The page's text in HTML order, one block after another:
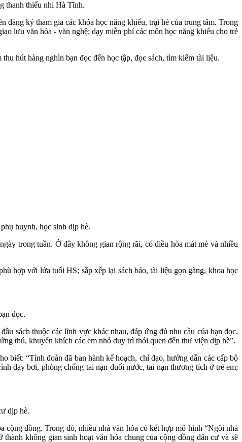
thanh thiếu nhi Hà Tĩnh.
ký tham gia các khóa học năng khiếu, trại hè của trung tâm. Trong
lưu văn hóa - văn nghệ; dạy miễn phí các môn học năng khiếu cho trẻ
hút hàng nghìn bạn đọc đến học tập, đọc sách, tìm kiếm tài liệu.
huynh, học sinh dịp hè.
trong tuần. Ở đây không gian rộng rãi, có điều hòa mát mẻ và nhiều
hợp với lứa tuổi HS; sắp xếp lại sách báo, tài liệu gọn gàng, khoa học
đọc.
sách thuộc các lĩnh vực khác nhau, đáp ứng đủ nhu cầu của bạn đọc.
thú, khuyến khích các em nhỏ duy trì thói quen đến thư viện dịp hè”.
“Tỉnh đoàn đã ban hành kế hoạch, chỉ đạo, hướng dẫn các cấp bộ
dạy bơi, phòng chống tai nạn đuối nước, tai nạn thương tích ở trẻ em;
dịp hè.
đồng. Trong đó, nhiều nhà văn hóa có kết hợp mô hình “Ngôi nhà
không gian sinh hoạt văn hóa chung của cộng đồng dân cư và sẽ